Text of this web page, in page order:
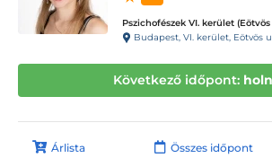
Pszichofészek VI. kerület
Budapest, VI. kerület, Eötvös
Következő időpont:
Árlista Összes időpont